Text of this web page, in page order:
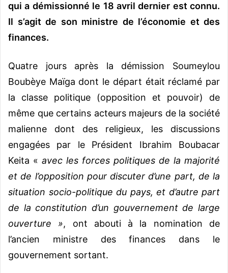
qui a démissionné le 18 avril dernier est connu.
Il s’agit de son ministre de l’économie et des
finances.
Quatre jours après la démission Soumeylou
Boubèye Maïga dont le départ était réclamé par
la classe politique (opposition et pouvoir) de
même que certains acteurs majeurs de la société
malienne dont des religieux, les discussions
engagées par le Président Ibrahim Boubacar
Keita « avec les forces politiques de la majorité
et de l’opposition pour discuter d’une part, de la
situation socio-politique du pays, et d’autre part
de la constitution d’un gouvernement de large
ouverture », ont abouti à la nomination de
l’ancien ministre des finances dans le
gouvernement sortant.